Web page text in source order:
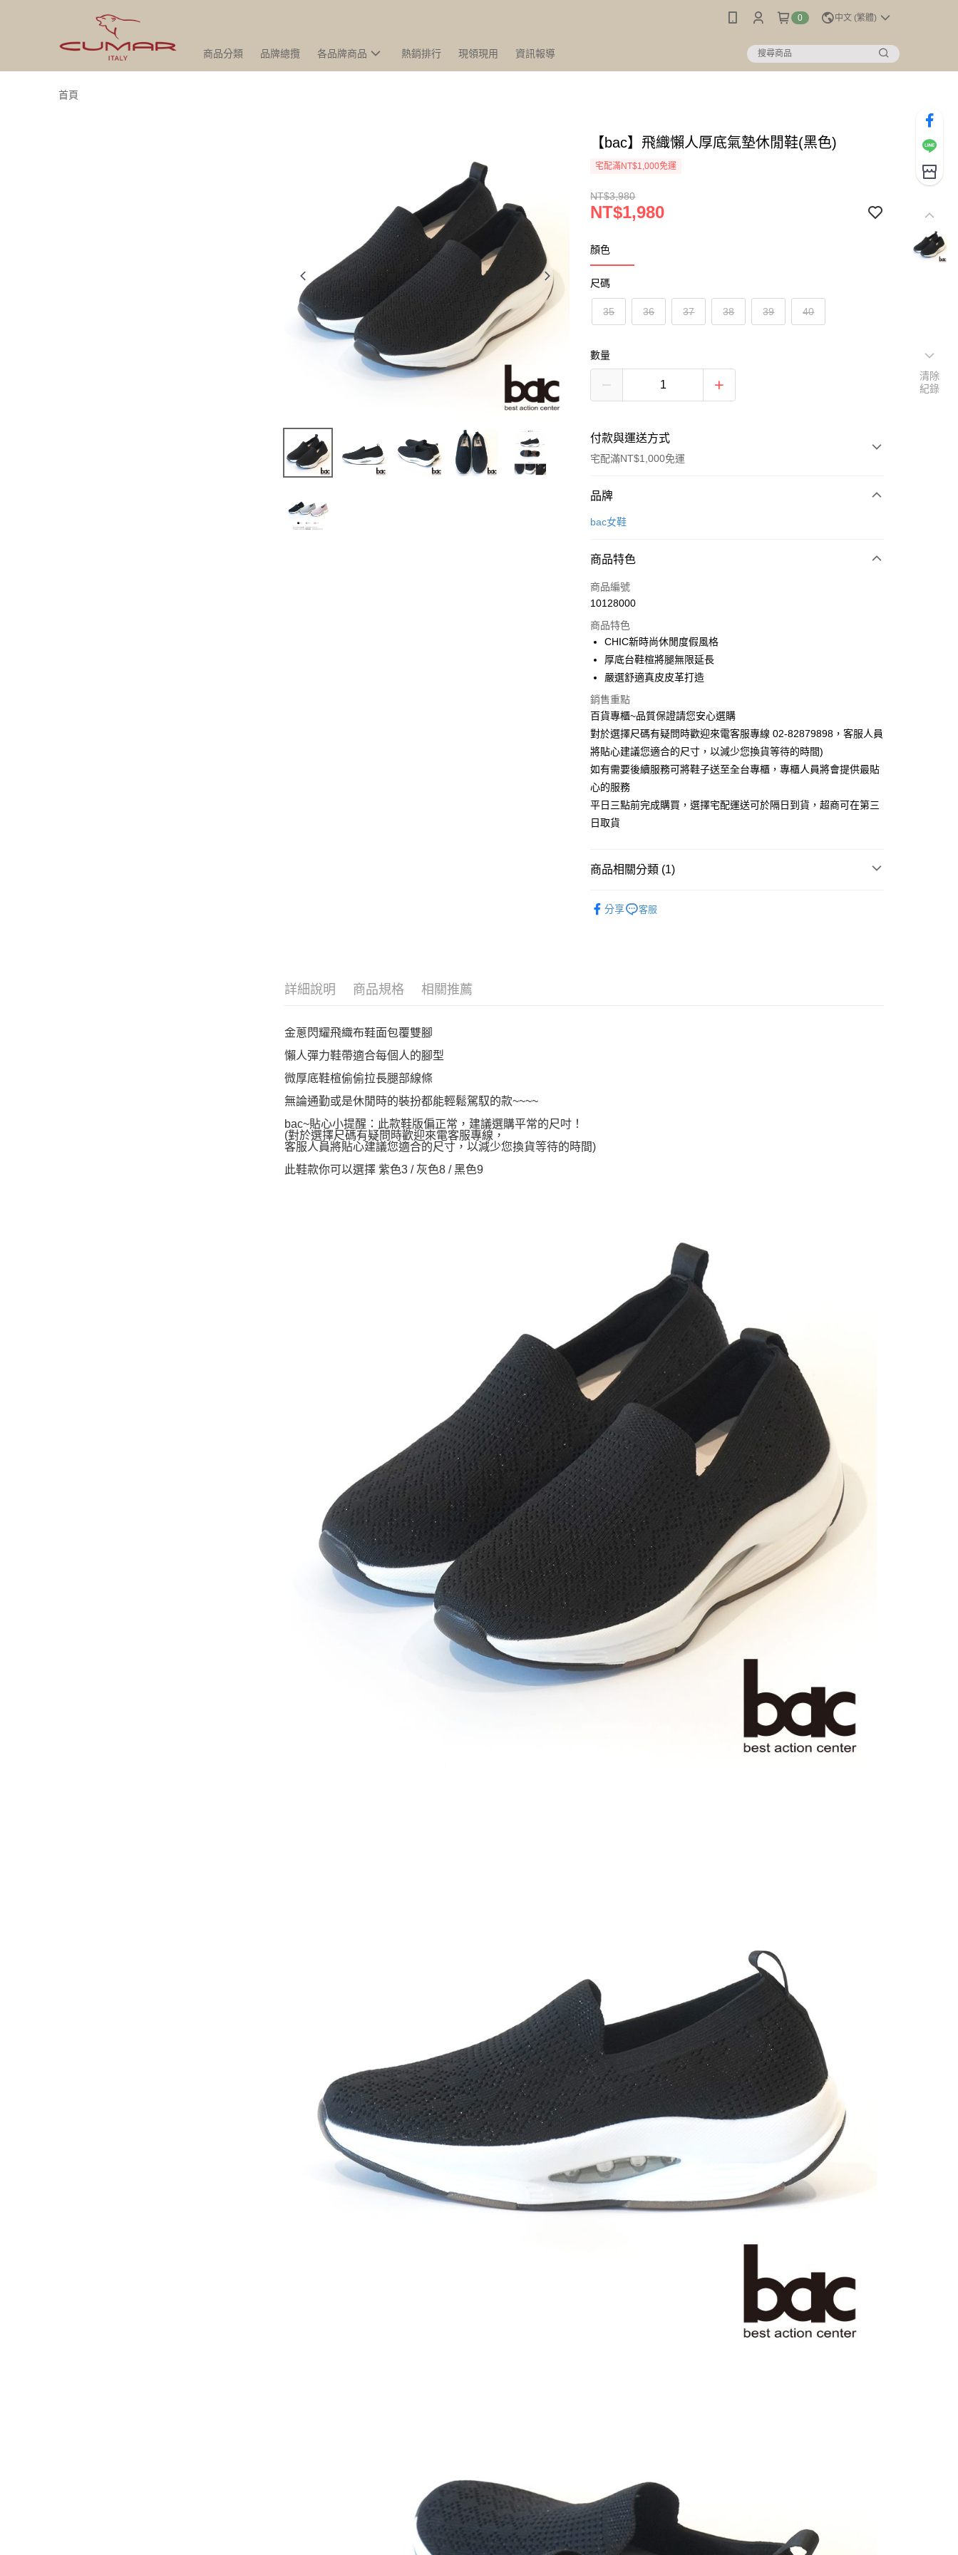
0 中文 (繁體)
商品分類 品牌總攬 各品牌商品 熱銷排行 現領現用 資訊報導
首頁
【bac】飛織懶人厚底氣墊休閒鞋(黑色)
宅配滿NT$1,000免運
NT$3,980
NT$1,980
顏色
尺碼
35 36 37 38 39 40
數量
付款與運送方式
宅配滿NT$1,000免運
付款方式
信用卡一次付款
街口支付
運送方式
宅配
每筆NT$90，滿NT$1,000(含以上)免運費
品牌
bac女鞋
商品特色
商品編號
10128000
商品特色
CHIC新時尚休閒度假風格
厚底台鞋楦將腿無限延長
嚴選舒適真皮皮革打造
銷售重點
百貨專櫃~品質保證請您安心選購
對於選擇尺碼有疑問時歡迎來電客服專線 02-82879898，客服人員
將貼心建議您適合的尺寸，以減少您換貨等待的時間)
如有需要後續服務可將鞋子送至全台專櫃，專櫃人員將會提供最貼
心的服務
平日三點前完成購買，選擇宅配運送可於隔日到貨，超商可在第三
日取貨
商品相關分類 (1)
分享
客服
詳細說明 商品規格 相關推薦
金蔥閃耀飛織布鞋面包覆雙腳
懶人彈力鞋帶適合每個人的腳型
微厚底鞋楦偷偷拉長腿部線條
無論通勤或是休閒時的裝扮都能輕鬆駕馭的款~~~~
bac~貼心小提醒：此款鞋版偏正常，建議選購平常的尺吋！
(對於選擇尺碼有疑問時歡迎來電客服專線，
客服人員將貼心建議您適合的尺寸，以減少您換貨等待的時間)
此鞋款你可以選擇 紫色3 / 灰色8 / 黑色9
清除
紀錄